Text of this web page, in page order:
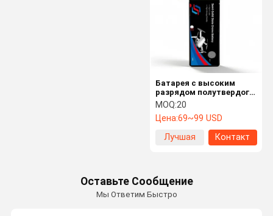
Батарея с высоким
разрядом полутвердого
состояния
MOQ:20
Цена:69~99 USD
Лучшая
Контакт
Оставьте Сообщение
Мы Ответим Быстро